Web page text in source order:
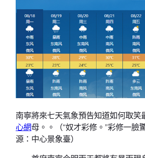
南寧將來七天氣象預告知道如何取笑
心網母。。（“奴才彩修。”彩修一臉
源：中心景象臺）